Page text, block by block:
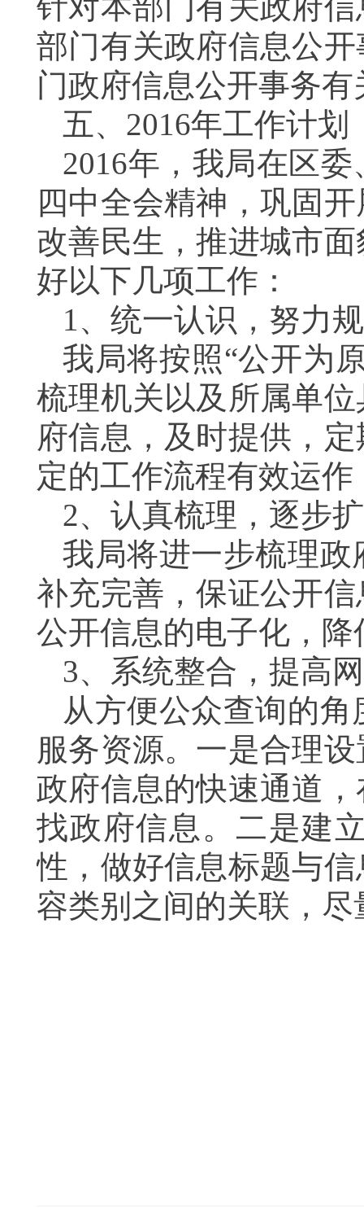
部门有关政府信息公
门政府信息公开事务
五、 2016年工作计划
2016年，我局在区
四中全会精神，巩固
改善民生，推进城市
好以下几项工作：
1、统一认识，努力
我局将按照“公开为
梳理机关以及所属单
府信息，及时提供，
定的工作流程有效运
2、认真梳理，逐步
我局将进一步梳理
补充完善，保证公开
公开信息的电子化，
3、系统整合，提高
从方便公众查询的
服务资源。一是合理
政府信息的快速通道
找政府信息。二是建
性，做好信息标题与
容类别之间的关联，